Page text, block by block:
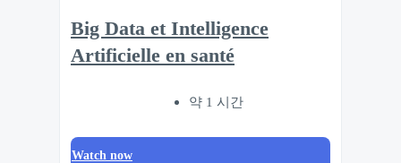
Big Data et Intelligence
Artificielle en santé
약 1 시간
Watch now